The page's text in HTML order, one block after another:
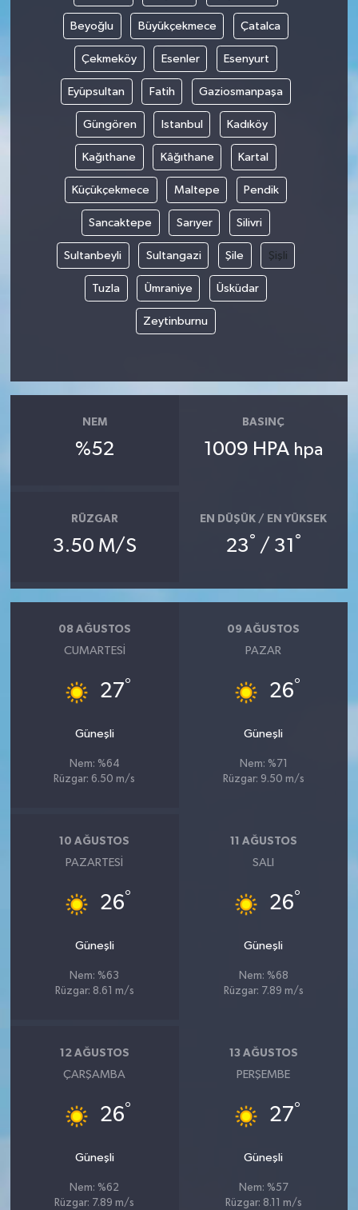
Beyoğlu Büyükçekmece Çatalca
Çekmeköy Esenler Esenyurt
Eyüpsultan Fatih Gaziosmanpaşa
Güngören Istanbul Kadıköy
Kağıthane Kâğıthane Kartal
Küçükçekmece Maltepe Pendik
Sancaktepe Sarıyer Silivri
Sultanbeyli Sultangazi Şile Şişli
Tuzla Ümraniye Üsküdar
Zeytinburnu
NEM
%52
BASINÇ
1009 HPA hpa
RÜZGAR
3.50 M/S
EN DÜŞÜK / EN YÜKSEK
23° / 31 °
08 AĞUSTOS
CUMARTESI
27°
Güneşli
Nem: %64
Rüzgar: 6.50 m/s
09 AĞUSTOS
PAZAR
26°
Güneşli
Nem: %71
Rüzgar: 9.50 m/s
10 AĞUSTOS
PAZARTESI
26°
Güneşli
Nem: %63
Rüzgar: 8.61 m/s
11 AĞUSTOS
SALI
26°
Güneşli
Nem: %68
Rüzgar: 7.89 m/s
12 AĞUSTOS
ÇARŞAMBA
26°
Güneşli
Nem: %62
Rüzgar: 7.89 m/s
13 AĞUSTOS
PERŞEMBE
27°
Güneşli
Nem: %57
Rüzgar: 8.11 m/s